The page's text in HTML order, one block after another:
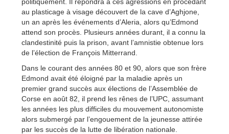
au plasticage à visage découvert de la cave d’Aghjone,
un an après les événements d’Aleria, alors qu’Edmond
attend son procès. Plusieurs années durant, il a connu la
clandestinité puis la prison, avant l’amnistie obtenue lors
de l’élection de François Mitterrand.
Dans le courant des années 80 et 90, alors que son frère
Edmond avait été éloigné par la maladie après un
premier grand succès aux élections de l’Assemblée de
Corse en août 82, il prend les rênes de l’UPC, assumant
les années les plus difficiles du mouvement autonomiste
alors submergé par l’engouement de la jeunesse attirée
par les succès de la lutte de libération nationale.